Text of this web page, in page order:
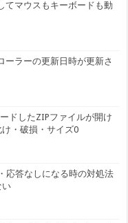
てマウスもキーボードも動
ーラーの更新日時が更新さ
ドしたZIPファイルが開け
・破損・サイズ0
応答なしになる時の対処法
い